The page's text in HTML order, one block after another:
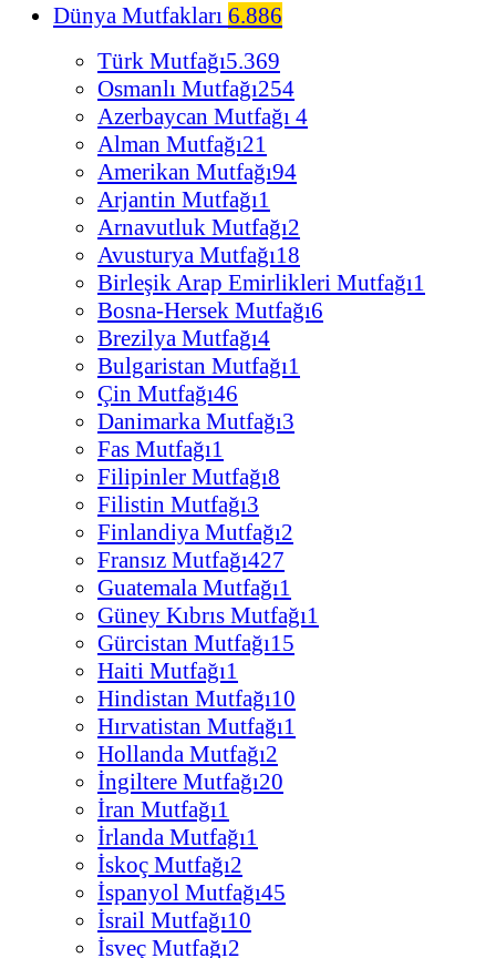
Dünya Mutfakları 6.886
Türk Mutfağı5.369
Osmanlı Mutfağı254
Azerbaycan Mutfağı 4
Alman Mutfağı21
Amerikan Mutfağı94
Arjantin Mutfağı1
Arnavutluk Mutfağı2
Avusturya Mutfağı18
Birleşik Arap Emirlikleri Mutfağı1
Bosna-Hersek Mutfağı6
Brezilya Mutfağı4
Bulgaristan Mutfağı1
Çin Mutfağı46
Danimarka Mutfağı3
Fas Mutfağı1
Filipinler Mutfağı8
Filistin Mutfağı3
Finlandiya Mutfağı2
Fransız Mutfağı427
Guatemala Mutfağı1
Güney Kıbrıs Mutfağı1
Gürcistan Mutfağı15
Haiti Mutfağı1
Hindistan Mutfağı10
Hırvatistan Mutfağı1
Hollanda Mutfağı2
İngiltere Mutfağı20
İran Mutfağı1
İrlanda Mutfağı1
İskoç Mutfağı2
İspanyol Mutfağı45
İsrail Mutfağı10
İsveç Mutfağı2